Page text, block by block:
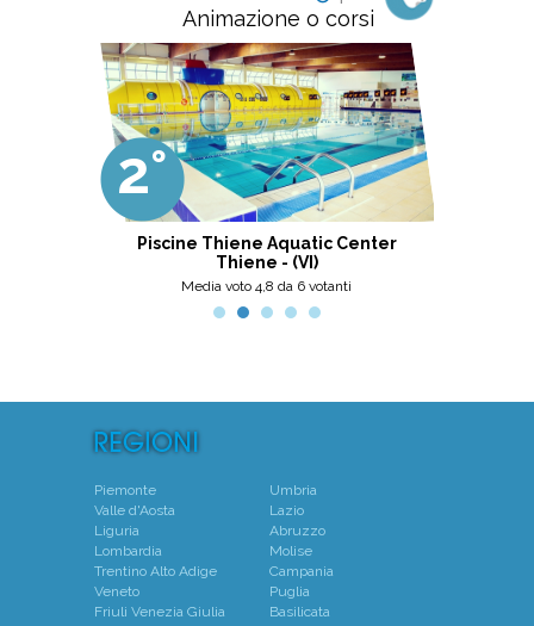
spazi riservati al nuoto libero,
giochiamo, nuotiamo e facciamo
apnea insieme (sono stato assistente
bagnanti ed istruttore di nuoto in
gioventù, ora lo faccio per loro
come papà). Si tratta di una struttura
molto accogliente, pulita, bella,
gestita da personale di grande
professionalità, umanità e cortesia.
Ottima scelta, nel pinerolese il
meglio, secondo me.
seriamente poiché é tutto
improvvisato
Animazione o corsi
2°
Piscine Thiene Aquatic Center
Thiene - (VI)
Media voto 4,8 da 6 votanti
Piemonte
Valle d'Aosta
Liguria
Lombardia
Trentino Alto Adige
Veneto
Friuli Venezia Giulia
Umbria
Lazio
Abruzzo
Molise
Campania
Puglia
Basilicata